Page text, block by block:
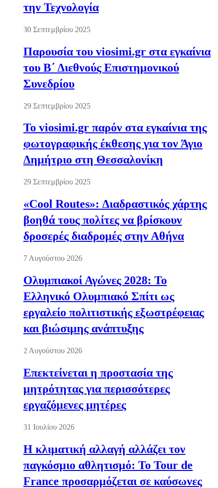
την Τεχνολογία
30 Σεπτεμβρίου 2025
Παρουσία του viosimi.gr στα εγκαίνια
του Β΄ Διεθνούς Επιστημονικού
Συνεδρίου
29 Σεπτεμβρίου 2025
Το viosimi.gr παρόν στα εγκαίνια της
φωτογραφικής έκθεσης για τον Άγιο
Δημήτριο στη Θεσσαλονίκη
29 Σεπτεμβρίου 2025
«Cool Routes»: Διαδραστικός χάρτης
βοηθά τους πολίτες να βρίσκουν
δροσερές διαδρομές στην Αθήνα
7 Αυγούστου 2026
Ολυμπιακοί Αγώνες 2028: Το
Ελληνικό Ολυμπιακό Σπίτι ως
εργαλείο πολιτιστικής εξωστρέφειας
και βιώσιμης ανάπτυξης
2 Αυγούστου 2026
Επεκτείνεται η προστασία της
μητρότητας για περισσότερες
εργαζόμενες μητέρες
31 Ιουλίου 2026
Η κλιματική αλλαγή αλλάζει τον
παγκόσμιο αθλητισμό: Το Tour de
France προσαρμόζεται σε καύσωνες